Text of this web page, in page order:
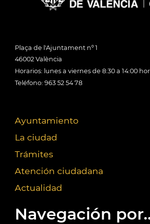
Plaça de l'Ajuntament nº 1
46002 València
Horarios: lunes a viernes de 8:30 a 14:00
Teléfono: 963 52 54 78
Ayuntamiento
La ciudad
Trámites
Atención ciudadana
Actualidad
Navegación